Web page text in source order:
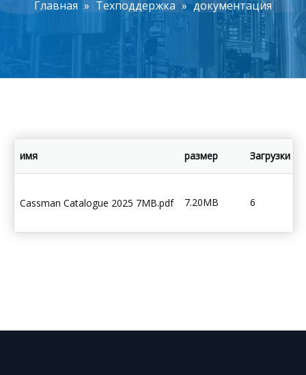
Главная » Техподдержка » документация
имя размер Загрузки
Cassman Catalogue 2025 7MB.pdf 7.20MB 6